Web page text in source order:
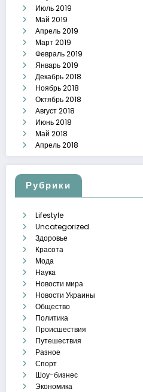
Июль 2019
Май 2019
Апрель 2019
Март 2019
Февраль 2019
Январь 2019
Декабрь 2018
Ноябрь 2018
Октябрь 2018
Август 2018
Июнь 2018
Май 2018
Апрель 2018
Рубрики
Lifestyle
Uncategorized
Здоровье
Красота
Мода
Наука
Новости мира
Новости Украины
Общество
Политика
Происшествия
Путешествия
Разное
Спорт
Шоу-бизнес
Экономика